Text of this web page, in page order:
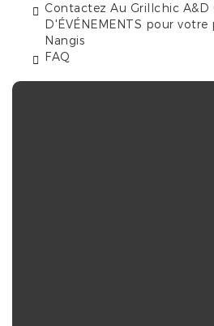
Contactez Au Grillchic A&D
D'ÉVÉNEMENTS pour
Nangis
FAQ